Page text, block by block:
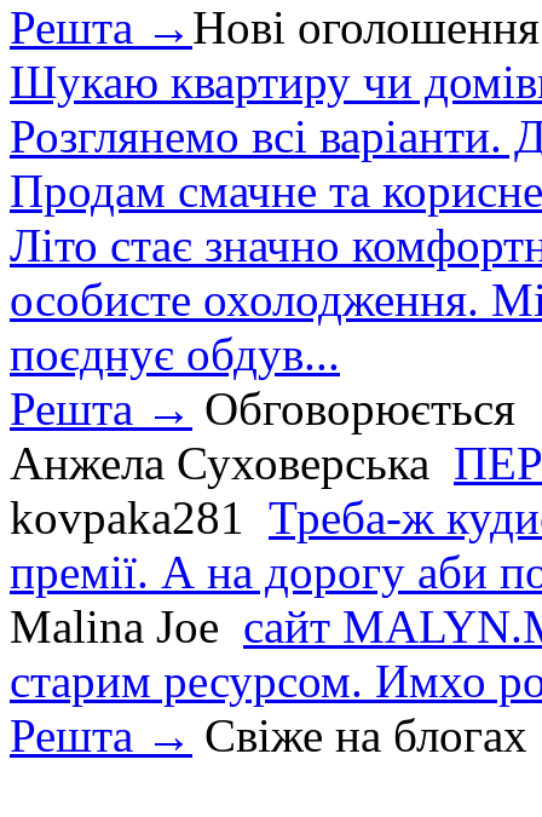
Решта → Нові оголошення
Шукаю квартиру чи
Розглянемо всі варіанти.
Продам смачне та
Літо стає значно
особисте охолодження.
поєднує обдув...
Решта → Обговорюється
Анжела Суховерська
kovpaka281 Треба-ж
премії. А на дорогу аби
Malina Joe сайт
старим ресурсом. Имхо
Решта → Свіже на блогах